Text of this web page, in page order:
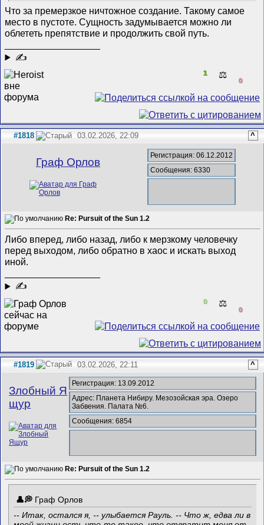
Что за премерзкое ничтожное создание. Такому самое
место в пустоте. Сущность задумывается можно ли
облететь препятствие и продолжить свой путь.
✍
1 ⚖️
0
#1818 03.02.2026, 22:09 ^
Граф Орлов
Регистрация: 06.12.2012
Сообщения: 6330
Re: Pursuit of the Sun 1.2
Либо вперед, либо назад, либо к мерзкому человечку
перед выходом, либо обратно в хаос и искать выход
иной.
✍
0 ⚖️
0
#1819 03.02.2026, 22:11 ^
Злобный Я
щур
Регистрация: 13.09.2012
Адрес: Планета Нибиру. Мезозойская эра. Озеро
Забвения. Палата №6.
Сообщения: 6854
Re: Pursuit of the Sun 1.2
Граф Орлов
-- Итак, остался я, -- улыбается Рауль. -- Что ж, едва ли в